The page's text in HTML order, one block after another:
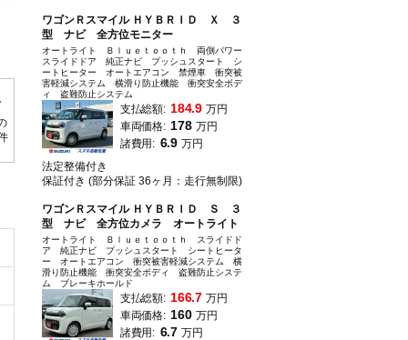
電動パーキング＆ブレーキホールド装備☆
ワゴンＲスマイル ＨＹＢＲＩＤ Ｘ ３
型 ナビ 全方位モニター
オートライト Ｂｌｕｅｔｏｏｔｈ 両側パワー
スライドドア 純正ナビ プッシュスタート シ
ートヒーター オートエアコン 禁煙車 衝突被
害軽減システム 横滑り防止機能 衝突安全ボデ
ィ 盗難防止システム
支払総額: 184.9 万円
車両価格: 178 万円
諸費用: 6.9 万円
法定整備付き
保証付き (部分保証 36ヶ月：走行無制限)
ワゴンＲスマイル ＨＹＢＲＩＤ Ｓ ３
型 ナビ 全方位カメラ オートライト
オートライト Ｂｌｕｅｔｏｏｔｈ スライドド
ア 純正ナビ プッシュスタート シートヒータ
ー オートエアコン 衝突被害軽減システム 横
滑り防止機能 衝突安全ボディ 盗難防止システ
ム ブレーキホールド
支払総額: 166.7 万円
車両価格: 160 万円
諸費用: 6.7 万円